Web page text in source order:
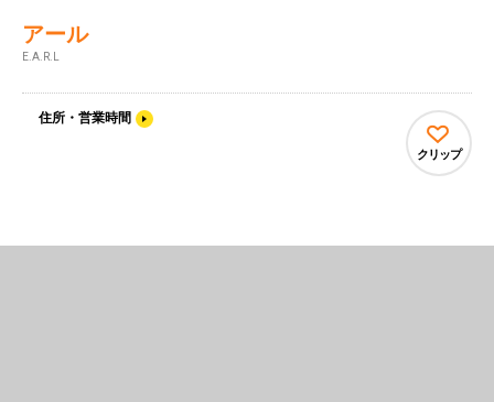
アール
E.A.R.L
住所・営業時間
クリップ